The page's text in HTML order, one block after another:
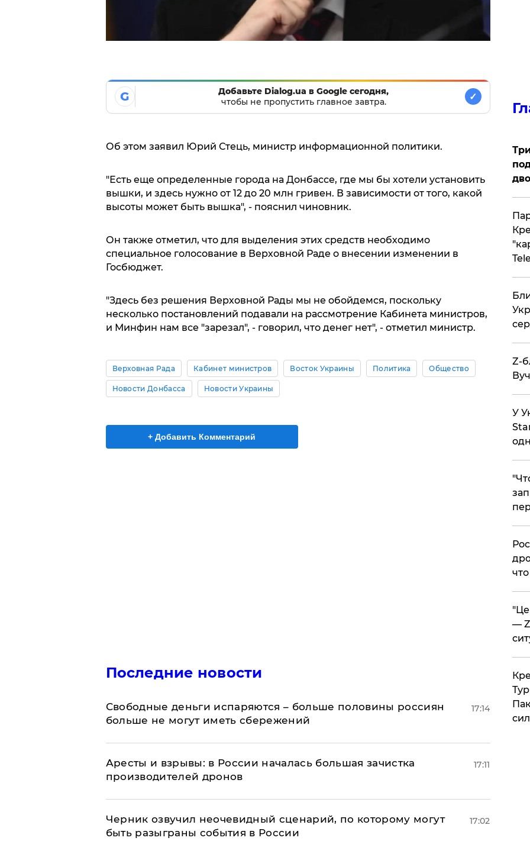
G
Добавьте Dialog.ua в Google сегодня,
чтобы не пропустить главное завтра.
✓
Об этом заявил Юрий Стець, министр информационной политики.
"Есть еще определенные города на Донбассе, где мы бы хотели установить
вышки, и здесь нужно от 12 до 20 млн гривен. В зависимости от того, какой
высоты может быть вышка", - пояснил чиновник.
Он также отметил, что для выделения этих средств необходимо
специальное голосование в Верховной Раде о внесении изменении в
Госбюджет.
"Здесь без решения Верховной Рады мы не обойдемся, поскольку
несколько постановлений подавали на рассмотрение Кабинета министров,
и Минфин нам все "зарезал", - говорил, что денег нет", - отметил министр.
Верховная Рада Кабинет министров Восток Украины Политика Общество
Новости Донбасса Новости Украины
+ Добавить Комментарий
Последние новости
Свободные деньги испаряются – больше половины россиян
больше не могут иметь сбережений
17:14
Аресты и взрывы: в России началась большая зачистка
производителей дронов
17:11
Черник озвучил неочевидный сценарий, по которому могут
быть разыграны события в России
17:02
Z-
У
—